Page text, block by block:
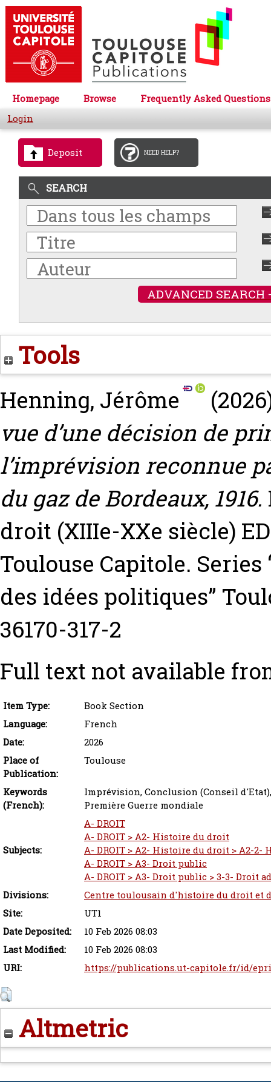
Homepage Browse
Frequently Asked Questions
Login
Deposit NEED HELP?
SEARCH
ADVANCED SEARCH
Tools
Henning, Jérôme
vue d’une décision de
l’imprévision reconnue
du gaz de Bordeaux, 1916.
droit (XIIIe-XXe siècle)
Toulouse Capitole.
des idées politiques”
36170-317-2
Full text not available
Item Type:
Book Section
Language:
French
Date:
2026
Place of
Publication:
Toulouse
Keywords
(French):
Imprévision, Conclusion (Conseil
Première Guerre mondiale
Subjects:
A- DROIT
A- DROIT > A2- Histoire du droit
A- DROIT > A2- Histoire du droit > A2-
A- DROIT > A3- Droit public
A- DROIT > A3- Droit public > 3-3- Droit
Divisions:
Centre toulousain d'histoire du droit et
Site:
UT1
Date Deposited:
10 Feb 2026 08:03
Last Modified:
10 Feb 2026 08:03
URI:
https://publications.ut-capitole.fr/id/
Altmetric